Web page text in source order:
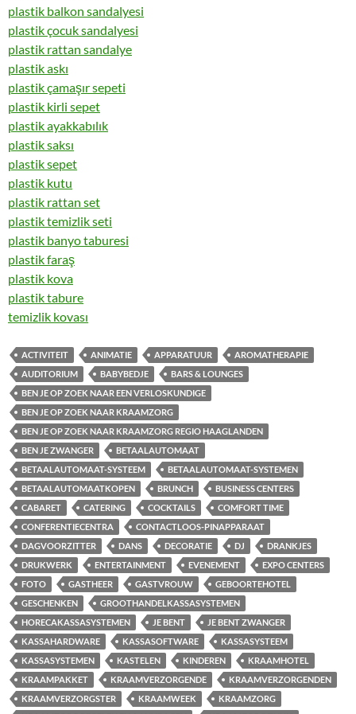
plastik balkon sandalyesi
plastik çocuk sandalyesi
plastik rattan sandalye
plastik askı
plastik çamaşır sepeti
plastik kirli sepet
plastik ayakkabılık
plastik saksı
plastik sepet
plastik kutu
plastik rattan set
plastik temizlik seti
plastik banyo taburesi
plastik faraş
plastik kova
plastik tabure
temizlik kovası
ACTIVITEIT ANIMATIE APPARATUUR
AROMATHERAPIE
AUDITORIUM
BABYBEDJE
BARS & LOUNGES
BEN JE OP ZOEK NAAR EEN VERLOSKUNDIGE
BEN JE OP ZOEK NAAR KRAAMZORG
BEN JE OP ZOEK NAAR KRAAMZORG REGIO HAAGLANDEN
BEN JE ZWANGER
BETAALAUTOMAAT
BETAALAUTOMAAT-SYSTEEM
BETAALAUTOMAAT-SYSTEMEN
BETAALAUTOMAATKOPEN
BRUNCH
BUSINESS CENTERS
CABARET
CATERING COCKTAILS
COMFORT TIME
CONFERENTIECENTRA
CONTACTLOOS-PINAPPARAAT
DAGVOORZITTER
DANS DECORATIE DJ
DRANKJES
DRUKWERK
ENTERTAINMENT EVENEMENT
EXPO CENTERS
FOTO
GASTHEER GASTVROUW
GEBOORTEHOTEL
GESCHENKEN
GROOTHANDELKASSASYSTEMEN
HORECAKASSASYSTEMEN
JE BENT
JE BENT ZWANGER
KASSAHARDWARE
KASSASOFTWARE
KASSASYSTEEM
KASSASYSTEMEN
KASTELEN KINDEREN
KRAAMHOTEL
KRAAMPAKKET
KRAAMVERZORGENDE
KRAAMVERZORGENDEN
KRAAMVERZORGSTER
KRAAMWEEK
KRAAMZORG